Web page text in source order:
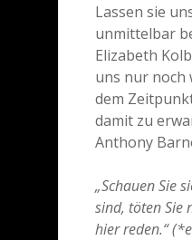
Lassen sie
unmittelbar
Elizabeth
uns nur noch
dem
damit zu
Anthony
„Schauen Sie
sind, töten Sie
hier reden.“